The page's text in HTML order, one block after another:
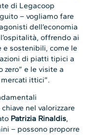
di Legacoop
– vogliamo fare
dell’economia
offrendo ai
sostenibili, come le
di piatti tipici a
zero” e le visite a
ittici”.
nel valorizzare
Patrizia Rinaldis,
– possono proporre